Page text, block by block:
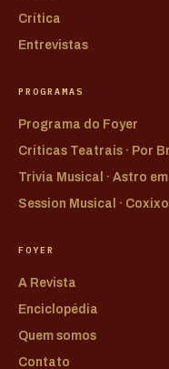
Crítica
Entrevistas
PROGRAMAS
Programa do Foyer
Críticas Teatrais · Por
Trivia Musical · Astro
Session Musical ·
FOYER
A Revista
Enciclopédia
Quem somos
Contato